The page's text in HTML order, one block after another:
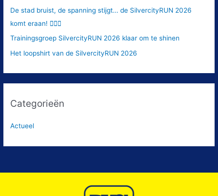
De stad bruist, de spanning stijgt… de SilvercityRUN 2026
komt eraan! 🏃‍♂️✨
Trainingsgroep SilvercityRUN 2026 klaar om te shinen
Het loopshirt van de SilvercityRUN 2026
Categorieën
Actueel